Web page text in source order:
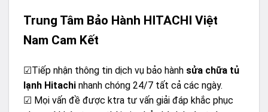
Trung Tâm Bảo Hành HITACHI Việt
Nam Cam Kết
☑Tiếp nhận thông tin dịch vụ bảo hành sửa chữa tủ
lạnh Hitachi nhanh chóng 24/7 tất cả các ngày.
☑ Mọi vấn đề được ktra tư vấn giải đáp khắc phục